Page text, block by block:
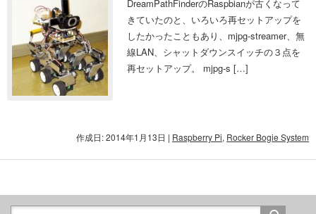
DreamPathFinderのRaspbianが古くなって
きていたのと、いろいろ再セットアップを
したかったこともあり、mjpg-streamer、無
線LAN、シャットダウンスイッチの３点を
再セットアップ。 mjpg-s […]
作成日: 2014年1月13日 | Raspberry Pi, Rocker Bogie System